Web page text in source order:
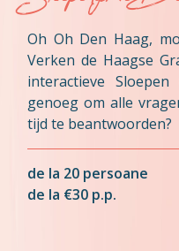
Oh Oh Den Haag,
Verken de Haagse
interactieve
genoeg om alle
tijd te beantwoorden?
de la 20 persoane
de la €30 p.p.